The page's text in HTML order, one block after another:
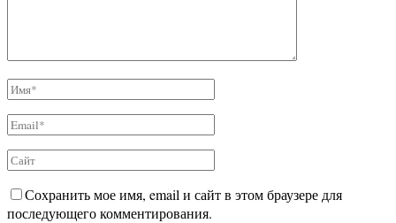
Сохранить мое имя, email и сайт в этом браузере для
последующего комментирования.